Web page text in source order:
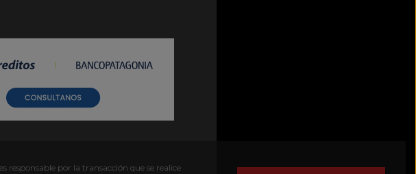
responsable por la transacción que se realice